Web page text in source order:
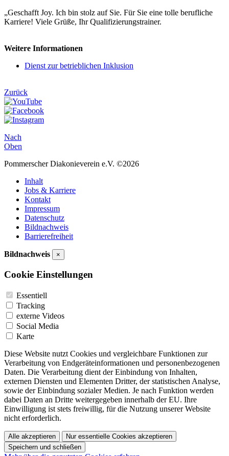
„Geschafft Joy. Ich bin stolz auf Sie. Für Sie eine tolle berufliche
Karriere! Viele Grüße, Ihr Qualifizierungstrainer.
Weitere Informationen
Dienst zur betrieblichen Inklusion
Zurück
Nach
Oben
Pommerscher Diakonieverein e.V. ©2026
Inhalt
Jobs & Karriere
Kontakt
Impressum
Datenschutz
Bildnachweis
Barrierefreiheit
Bildnachweis ×
Cookie Einstellungen
Essentiell
Tracking
externe Videos
Social Media
Karte
Diese Website nutzt Cookies und vergleichbare Funktionen zur
Verarbeitung von Endgeräteinformationen und personenbezogenen
Daten. Die Verarbeitung dient der Einbindung von Inhalten,
externen Diensten und Elementen Dritter, der statistischen Analyse,
sowie der Einbindung sozialer Medien. Je nach Funktion werden
dabei Daten an Dritte weitergegeben innerhalb der EU. Ihre
Einwilligung ist stets freiwillig, für die Nutzung unserer Website
nicht erforderlich.
Alle akzeptieren
Nur essentielle Cookies akzeptieren
Speichern und schließen